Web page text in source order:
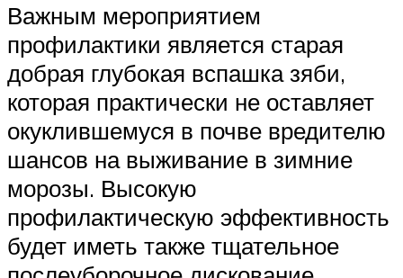
Важным мероприятием
профилактики является старая
добрая глубокая вспашка зяби,
которая практически не оставляет
окуклившемуся в почве вредителю
шансов на выживание в зимние
морозы. Высокую
профилактическую эффективность
будет иметь также тщательное